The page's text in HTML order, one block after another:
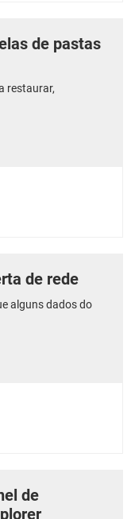
de pastas
restaurar,
de rede
alguns dados do
de